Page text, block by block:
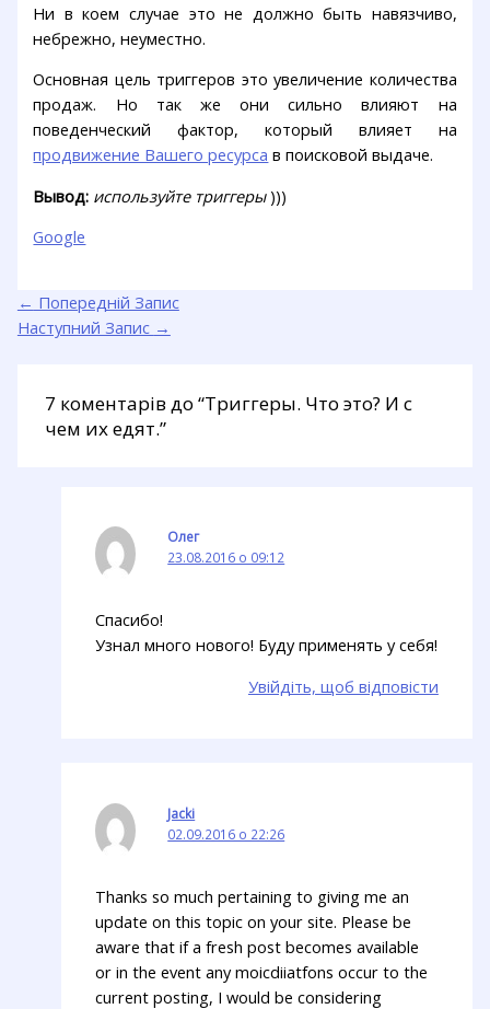
Ни в коем случае это не должно быть навязчиво,
небрежно, неуместно.
Основная цель триггеров это увеличение количества
продаж. Но так же они сильно влияют на
поведенческий фактор, который влияет на
продвижение Вашего ресурса в поисковой выдаче.
Вывод: используйте триггеры)))
Google
← Попередній Запис
Наступний Запис →
7 коментарів до “Триггеры. Что это? И с
чем их едят.”
Олег
23.08.2016 о 09:12
Спасибо!
Узнал много нового! Буду применять у себя!
Увійдіть, щоб відповісти
Jacki
02.09.2016 о 22:26
Thanks so much pertaining to giving me an
update on this topic on your site. Please be
aware that if a fresh post becomes available
or in the event any moicdiiatfons occur to the
current posting, I would be considering